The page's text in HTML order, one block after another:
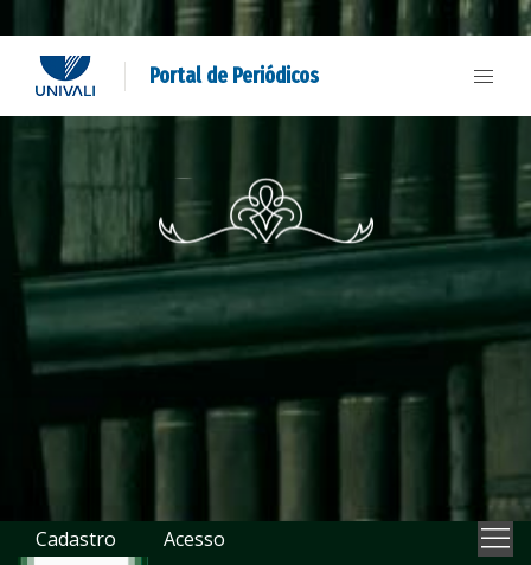
Portal de Periódicos
Cadastro Acesso